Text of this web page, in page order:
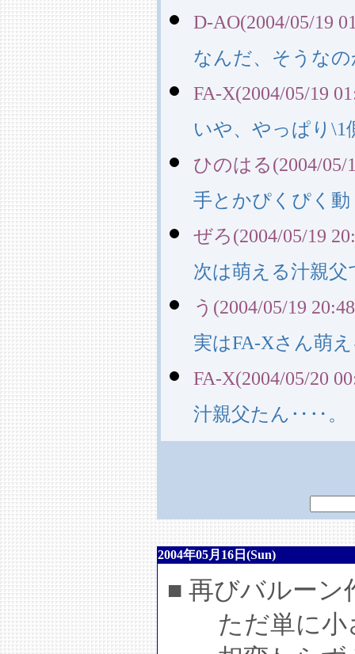
D-AO(2004/05/19
なんだ、そうな
FA-X(2004/05/19
いや、やっぱり
ひのはる(2004/05/
手とかぴくぴく
ぜろ(2004/05/19
次は萌える汁親父
う(2004/05/19
実はFA-Xさん萌
FA-X(2004/05/20
汁親父たん‥‥。
2004年05月16日(Sun)
■ 再びバルー
ただ単に小